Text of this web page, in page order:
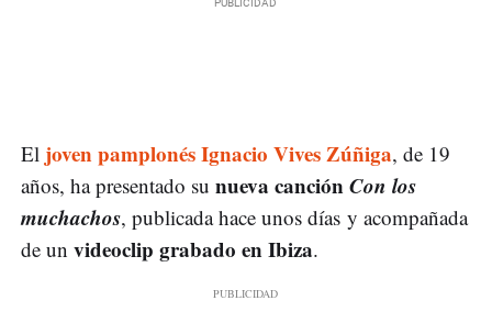
El joven pamplonésIgnacio Vives Zúñiga, de 19
años, ha presentado su nueva canciónCon los
muchachos, publicada hace unos días y acompañada
de un videoclip grabado en Ibiza.